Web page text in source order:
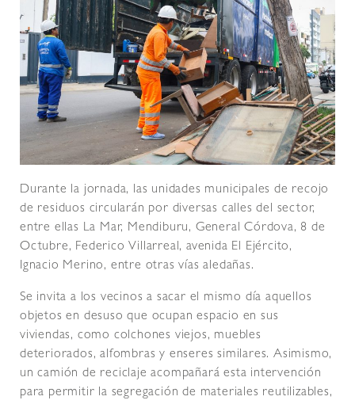
Durante la jornada, las unidades municipales de recojo
de residuos circularán por diversas calles del sector,
entre ellas La Mar, Mendiburu, General Córdova, 8 de
Octubre, Federico Villarreal, avenida El Ejército,
Ignacio Merino, entre otras vías aledañas.
Se invita a los vecinos a sacar el mismo día aquellos
objetos en desuso que ocupan espacio en sus
viviendas, como colchones viejos, muebles
deteriorados, alfombras y enseres similares. Asimismo,
un camión de reciclaje acompañará esta intervención
para permitir la segregación de materiales reutilizables,